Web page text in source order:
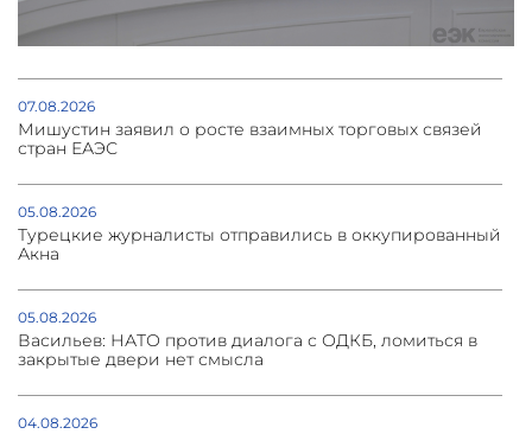
07.08.2026
Мишустин заявил о росте взаимных торговых связей
стран ЕАЭС
05.08.2026
Турецкие журналисты отправились в оккупированный
Акна
05.08.2026
Васильев: НАТО против диалога с ОДКБ, ломиться в
закрытые двери нет смысла
04.08.2026